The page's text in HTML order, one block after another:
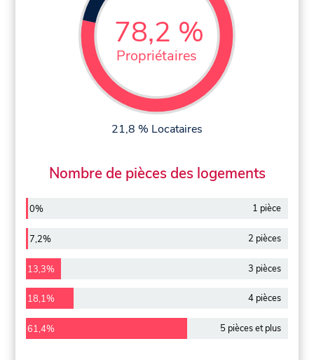
78,2 %
Propriétaires
21,8 % Locataires
Nombre de pièces des logements
0% 1 pièce
7,2% 2 pièces
13,3% 3 pièces
18,1% 4 pièces
61,4% 5 pièces et plus